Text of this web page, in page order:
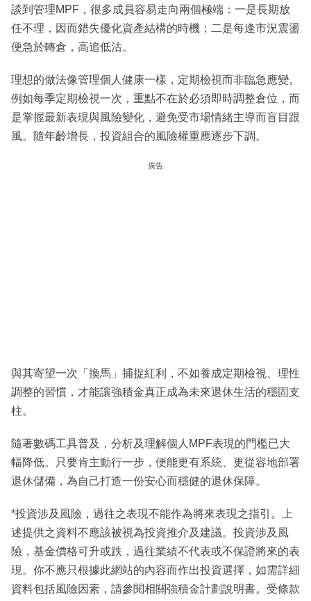
談到管理MPF，很多成員容易走向兩個極端：一是長期放
任不理，因而錯失優化資產結構的時機；二是每逢市況震盪
便急於轉倉，高追低沽。
理想的做法像管理個人健康一樣，定期檢視而非臨急應變。
例如每季定期檢視一次，重點不在於必須即時調整倉位，而
是掌握最新表現與風險變化，避免受市場情緒主導而盲目跟
風。隨年齡增長，投資組合的風險權重應逐步下調。
廣告
與其寄望一次「換馬」捕捉紅利，不如養成定期檢視、理性
調整的習慣，才能讓強積金真正成為未來退休生活的穩固支
柱。
隨著數碼工具普及，分析及理解個人MPF表現的門檻已大
幅降低。只要肯主動行一步，便能更有系統、更從容地部署
退休儲備，為自己打造一份安心而穩健的退休保障。
*投資涉及風險，過往之表現不能作為將來表現之指引。上
述提供之資料不應該被視為投資推介及建議。投資涉及風
險，基金價格可升或跌，過往業績不代表或不保證將來的表
現。你不應只根據此網站的內容而作出投資選擇，如需詳細
資料包括風險因素，請參閱相關強積金計劃說明書。受條款